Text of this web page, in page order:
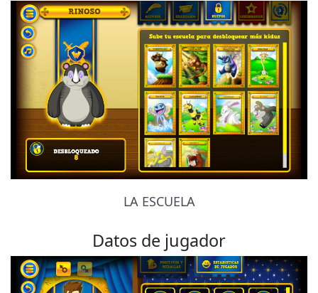
LA ESCUELA
Datos de jugador